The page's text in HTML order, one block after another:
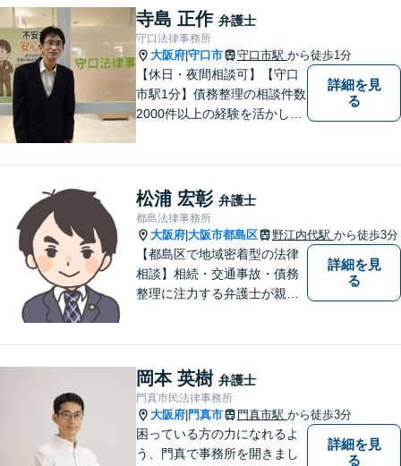
で頼れる弁護士を目指しま
す。【休日相談可】【今福鶴
見駅2分】
寺島 正作 弁護士
守口法律事務所
大阪府 守口市 守口市駅 から徒歩1分
【休日・夜間相談可】【守口
市駅1分】債務整理の相談件数
2000件以上の経験を活かし、
頼者様が不安を抱かないよう
に、わかりやすく的確なアド
バイスを心がけております。
詳細を見
る
松浦 宏彰 弁護士
都島法律事務所
大阪府 大阪市都島区 野江内代駅 から徒歩3分
【都島区で地域密着型の法律
相談】相続・交通事故・債務
整理に注力する弁護士が親身
様、まずはお気軽にご連絡く
ださい。初回面談予約受付中
詳細を見
る
岡本 英樹 弁護士
門真市民法律事務所
大阪府 門真市 門真市駅 から徒歩3分
困っている方の力になれるよ
う、門真で事務所を開きまし
詳細を見
る